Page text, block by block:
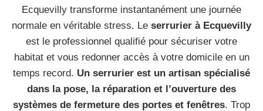
Ecquevilly transforme instantanément une journée
normale en véritable stress. Le serrurier à Ecquevilly
est le professionnel qualifié pour sécuriser votre
habitat et vous redonner accès à votre domicile en un
temps record. Un serrurier est un artisan spécialisé
dans la pose, la réparation et l’ouverture des
systèmes de fermeture des portes et fenêtres. Trop